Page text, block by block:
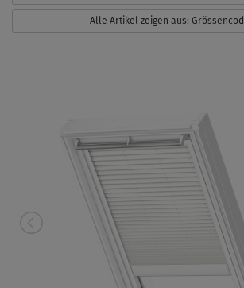
Alle Artikel zeigen aus: